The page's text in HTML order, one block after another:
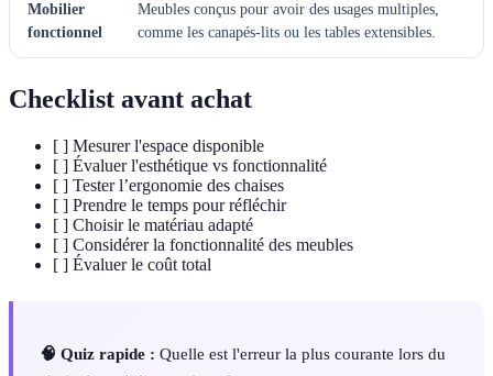
Mobilier
fonctionnel
Meubles conçus pour avoir des usages multiples,
comme les canapés-lits ou les tables extensibles.
Checklist avant achat
[ ] Mesurer l'espace disponible
[ ] Évaluer l'esthétique vs fonctionnalité
[ ] Tester l’ergonomie des chaises
[ ] Prendre le temps pour réfléchir
[ ] Choisir le matériau adapté
[ ] Considérer la fonctionnalité des meubles
[ ] Évaluer le coût total
🧠 Quiz rapide : Quelle est l'erreur la plus courante lors du